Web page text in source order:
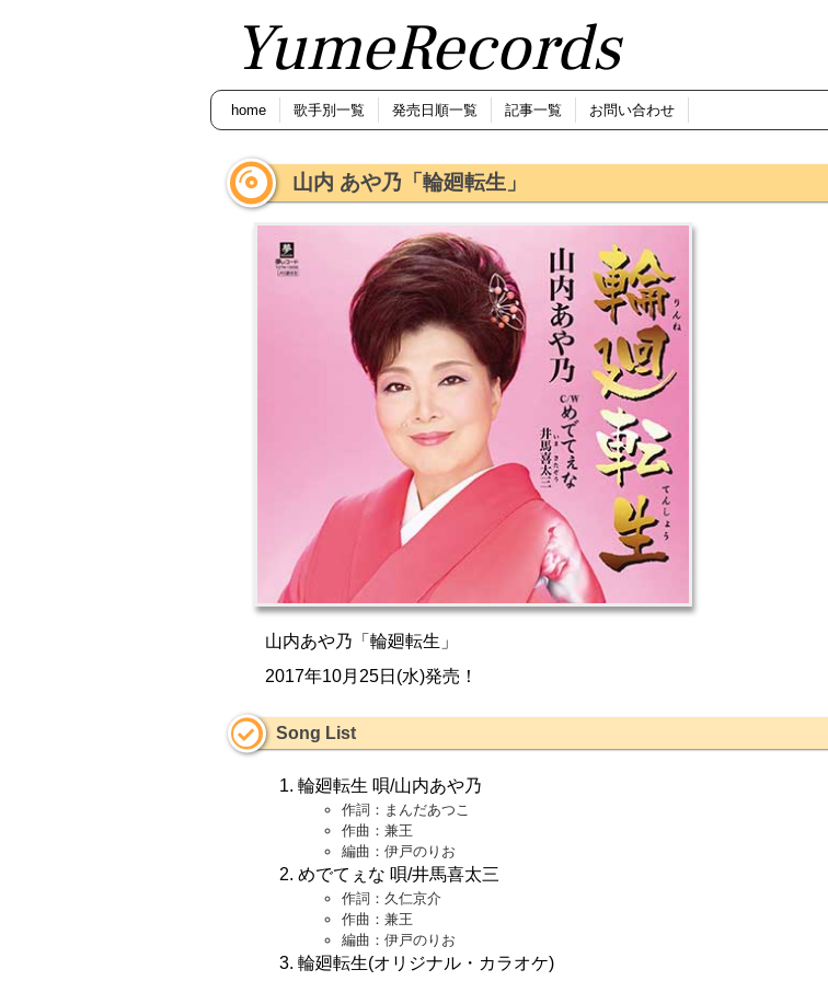
YumeRecords
home 歌手別一覧 発売日順一覧 記事一覧 お問い合わせ
山内 あや乃「輪廻転生」
山内あや乃「輪廻転生」
2017年10月25日(水)発売！
Song List
輪廻転生 唄/山内あや乃
作詞：まんだあつこ
作曲：兼王
編曲：伊戸のりお
めでてぇな 唄/井馬喜太三
作詞：久仁京介
作曲：兼王
編曲：伊戸のりお
輪廻転生(オリジナル・カラオケ)